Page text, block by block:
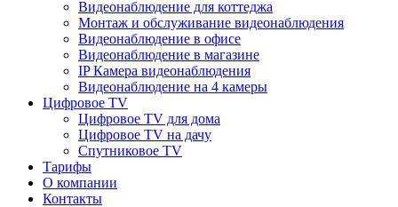
Видеонаблюдение для коттеджа
Монтаж и обслуживание видеонаблюдения
Видеонаблюдение в офисе
Видеонаблюдение в магазине
IP Камера видеонаблюдения
Видеонаблюдение на 4 камеры
Цифровое TV
Цифровое TV для дома
Цифровое TV на дачу
Спутниковое TV
Тарифы
О компании
Контакты